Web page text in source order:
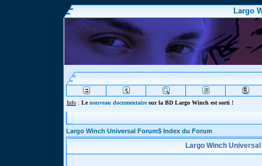
Largo
Info : Lenouveau documentairesur la BD Largo Winch est sorti !
Largo Winch Universal Forum$ Index du Forum
Largo Winch